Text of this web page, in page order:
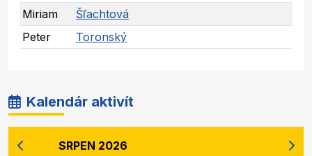
Miriam
Šľachtová
Peter
Toronský
Kalendár aktivít
SRPEN 2026